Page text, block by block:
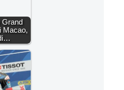
Grand
Macao,